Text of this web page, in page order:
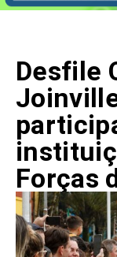
Desfile
Forças